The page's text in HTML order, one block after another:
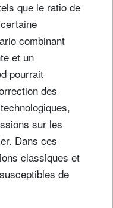
que le ratio de
combinant
et un
pourrait
des
sur les
Dans ces
classiques et
de